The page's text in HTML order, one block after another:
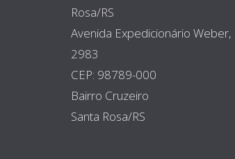
Rosa/RS
Avenida Expedicionário Weber,
2983
CEP: 98789-000
Bairro Cruzeiro
Santa Rosa/RS